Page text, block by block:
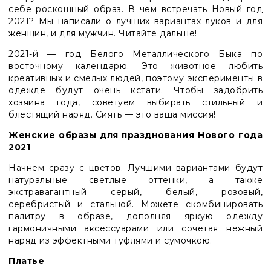
себе роскошный образ. В чем встречать Новый год
2021? Мы написали о лучших вариантах луков и для
женщин, и для мужчин. Читайте дальше!
2021-й — год Белого Металлического Быка по
восточному календарю. Это животное любить
креативных и смелых людей, поэтому эксперименты в
одежде будут очень кстати. Чтобы задобрить
хозяина года, советуем выбирать стильный и
блестящий наряд. Сиять — это ваша миссия!
Женские образы для празднования Нового года
2021
Начнем сразу с цветов. Лучшими вариантами будут
натуральные светлые оттенки, а также
экстравагантный серый, белый, розовый,
серебристый и стальной. Можете скомбинировать
палитру в образе, дополняя яркую одежду
гармоничными аксессуарами или сочетая нежный
наряд из эффектными туфлями и сумочкою.
Платье